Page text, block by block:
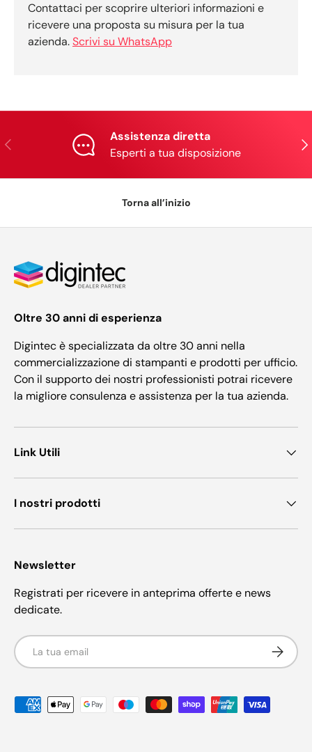
Contattaci per scoprire ulteriori informazioni e
ricevere una proposta su misura per la tua
azienda.Scrivi su WhatsApp
Indietro
Assistenza diretta
Esperti a tua disposizione
Torna all’inizio
Oltre 30 anni di esperienza
Digintec è specializzata da oltre 30 anni nella
commercializzazione di stampanti e prodotti per ufficio.
Con il supporto dei nostri professionisti potrai ricevere
la migliore consulenza e assistenza per la tua azienda.
Link Utili
I nostri prodotti
Newsletter
Registrati per ricevere in anteprima offerte e news
dedicate.
Email Iscriviti
Metodi di pagamento accettati